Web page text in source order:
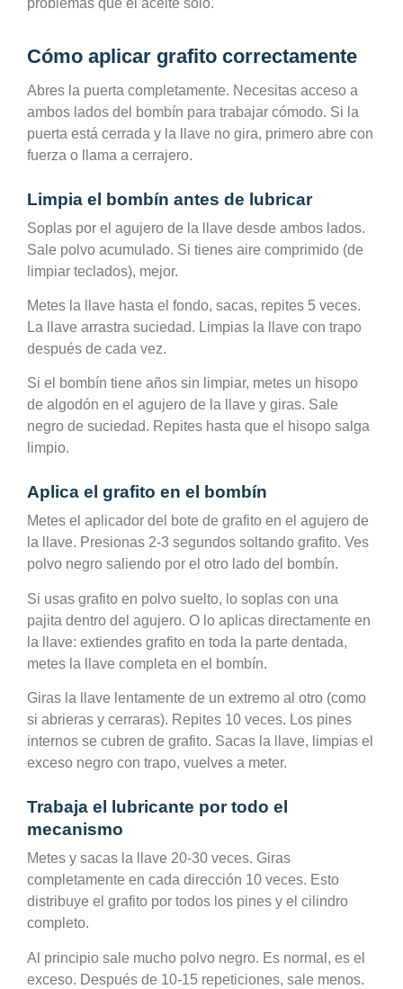
Cómo aplicar grafito correctamente
Abres la puerta completamente. Necesitas acceso a
ambos lados del bombín para trabajar cómodo. Si la
puerta está cerrada y la llave no gira, primero abre con
fuerza o llama a cerrajero.
Limpia el bombín antes de lubricar
Soplas por el agujero de la llave desde ambos lados.
Sale polvo acumulado. Si tienes aire comprimido (de
limpiar teclados), mejor.
Metes la llave hasta el fondo, sacas, repites 5 veces.
La llave arrastra suciedad. Limpias la llave con trapo
después de cada vez.
Si el bombín tiene años sin limpiar, metes un hisopo
de algodón en el agujero de la llave y giras. Sale
negro de suciedad. Repites hasta que el hisopo salga
limpio.
Aplica el grafito en el bombín
Metes el aplicador del bote de grafito en el agujero de
la llave. Presionas 2-3 segundos soltando grafito. Ves
polvo negro saliendo por el otro lado del bombín.
Si usas grafito en polvo suelto, lo soplas con una
pajita dentro del agujero. O lo aplicas directamente en
la llave: extiendes grafito en toda la parte dentada,
metes la llave completa en el bombín.
Giras la llave lentamente de un extremo al otro (como
si abrieras y cerraras). Repites 10 veces. Los pines
internos se cubren de grafito. Sacas la llave, limpias el
exceso negro con trapo, vuelves a meter.
Trabaja el lubricante por todo el
mecanismo
Metes y sacas la llave 20-30 veces. Giras
completamente en cada dirección 10 veces. Esto
distribuye el grafito por todos los pines y el cilindro
completo.
Al principio sale mucho polvo negro. Es normal, es el
exceso. Después de 10-15 repeticiones, sale menos.